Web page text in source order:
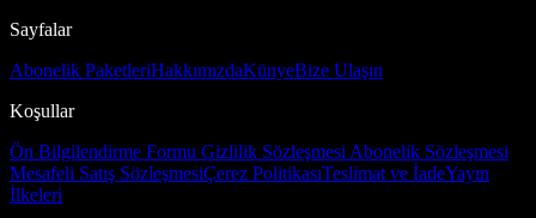
Sayfalar
Abonelik PaketleriHakkımızdaKünyeBize Ulaşın
Koşullar
Ön Bilgilendirme Formu Gizlilik Sözleşmesi Abonelik Sözleşmesi
Mesafeli Satış SözleşmesiÇerez PolitikasıTeslimat ve İadeYayın
İlkeleri